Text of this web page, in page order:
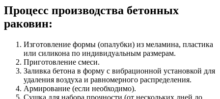
Процесс производства бетонных
раковин:
Изготовление формы (опалубки) из меламина, пластика
или силикона по индивидуальным размерам.
Приготовление смеси.
Заливка бетона в форму с вибрационной установкой для
удаления воздуха и равномерного распределения.
Армирование (если необходимо).
Сушка для набора прочности (от нескольких дней до